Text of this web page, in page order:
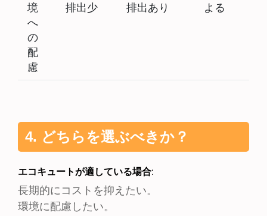
境
へ
の
配
慮
排出少
排出あり
よる
4. どちらを選ぶべきか？
エコキュートが適している場合:
長期的にコストを抑えたい。
環境に配慮したい。